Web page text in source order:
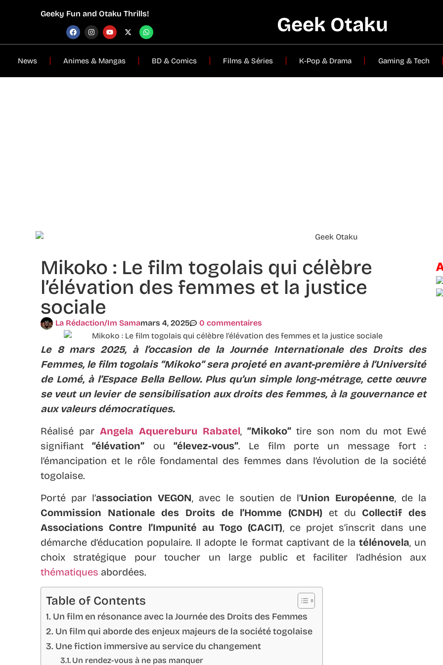
Geeky Fun and Otaku Thrills! Geek Otaku
News Animes & Mangas BD & Comics Films & Séries K-Pop & Drama Gaming & Tech
Mikoko : Le film togolais qui célèbre
l’élévation des femmes et la justice
sociale
La Rédaction/Im Samamars 4, 2025 0 commentaires
Le 8 mars 2025, à l’occasion de la Journée Internationale des Droits des
Femmes, le film togolais “Mikoko” sera projeté en avant-première à l’Université
de Lomé, à l’Espace Bella Bellow. Plus qu’un simple long-métrage, cette œuvre
se veut un levier de sensibilisation aux droits des femmes, à la gouvernance et
aux valeurs démocratiques.
Réalisé par Angela Aquereburu Rabatel, “Mikoko”tire son nom du mot Ewé
signifiant“élévation” ou “élevez-vous”. Le film porte un message fort :
l’émancipation et le rôle fondamental des femmes dans l’évolution de la société
togolaise.
Porté par l’association VEGON, avec le soutien de l’Union Européenne, de la
Commission Nationale des Droits de l’Homme (CNDH) et du Collectif des
Associations Contre l’Impunité au Togo (CACIT), ce projet s’inscrit dans une
démarche d’éducation populaire. Il adopte le format captivant de la télénovela, un
choix stratégique pour toucher un large public et faciliter l’adhésion aux
thématiques abordées.
Table of Contents
Un film en résonance avec la Journée des Droits des Femmes
Un film qui aborde des enjeux majeurs de la société togolaise
Une fiction immersive au service du changement
Un rendez-vous à ne pas manquer